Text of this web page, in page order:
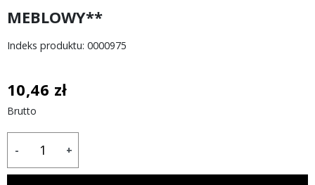
MEBLOWY**
Indeks produktu: 0000975
10,46 zł
Brutto
- +